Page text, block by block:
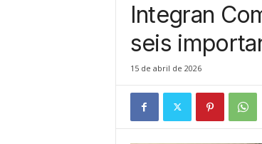
Integran
seis
15 de abril de 2026